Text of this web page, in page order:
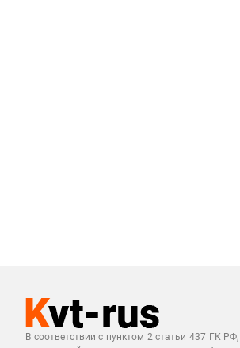
В соответствии с пунктом 2 статьи 437 ГК